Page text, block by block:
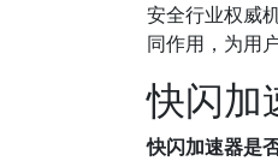
安全行业权威
同作用，为用
快闪加
快闪加速器是